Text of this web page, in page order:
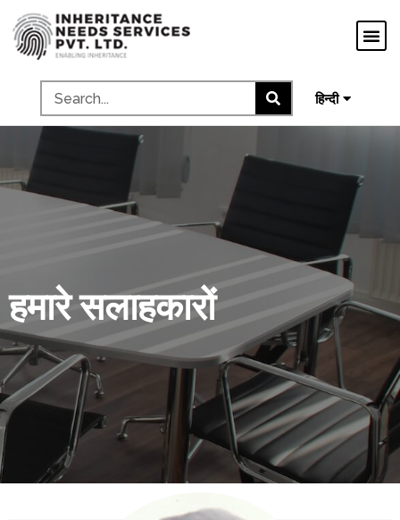
हिन्दी
മലയാളം
हमारे सलाहकारों